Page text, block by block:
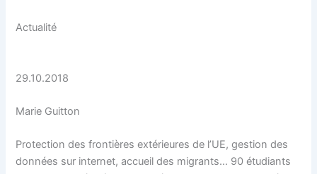
Actualité
29.10.2018
Marie Guitton
Protection des frontières extérieures de l’UE, gestion des
données sur internet, accueil des migrants… 90 étudiants